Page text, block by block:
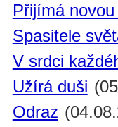
Přijímá
Spasitele
V srdci
Užírá duši
Odraz